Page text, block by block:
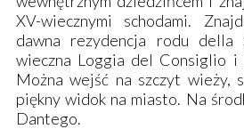
XV-wiecznymi schodami.
dawna rezydencja rodu della
wieczna Loggia del Consiglio
Można wejść na szczyt wieży,
piękny widok na miasto. Na
Dantego.